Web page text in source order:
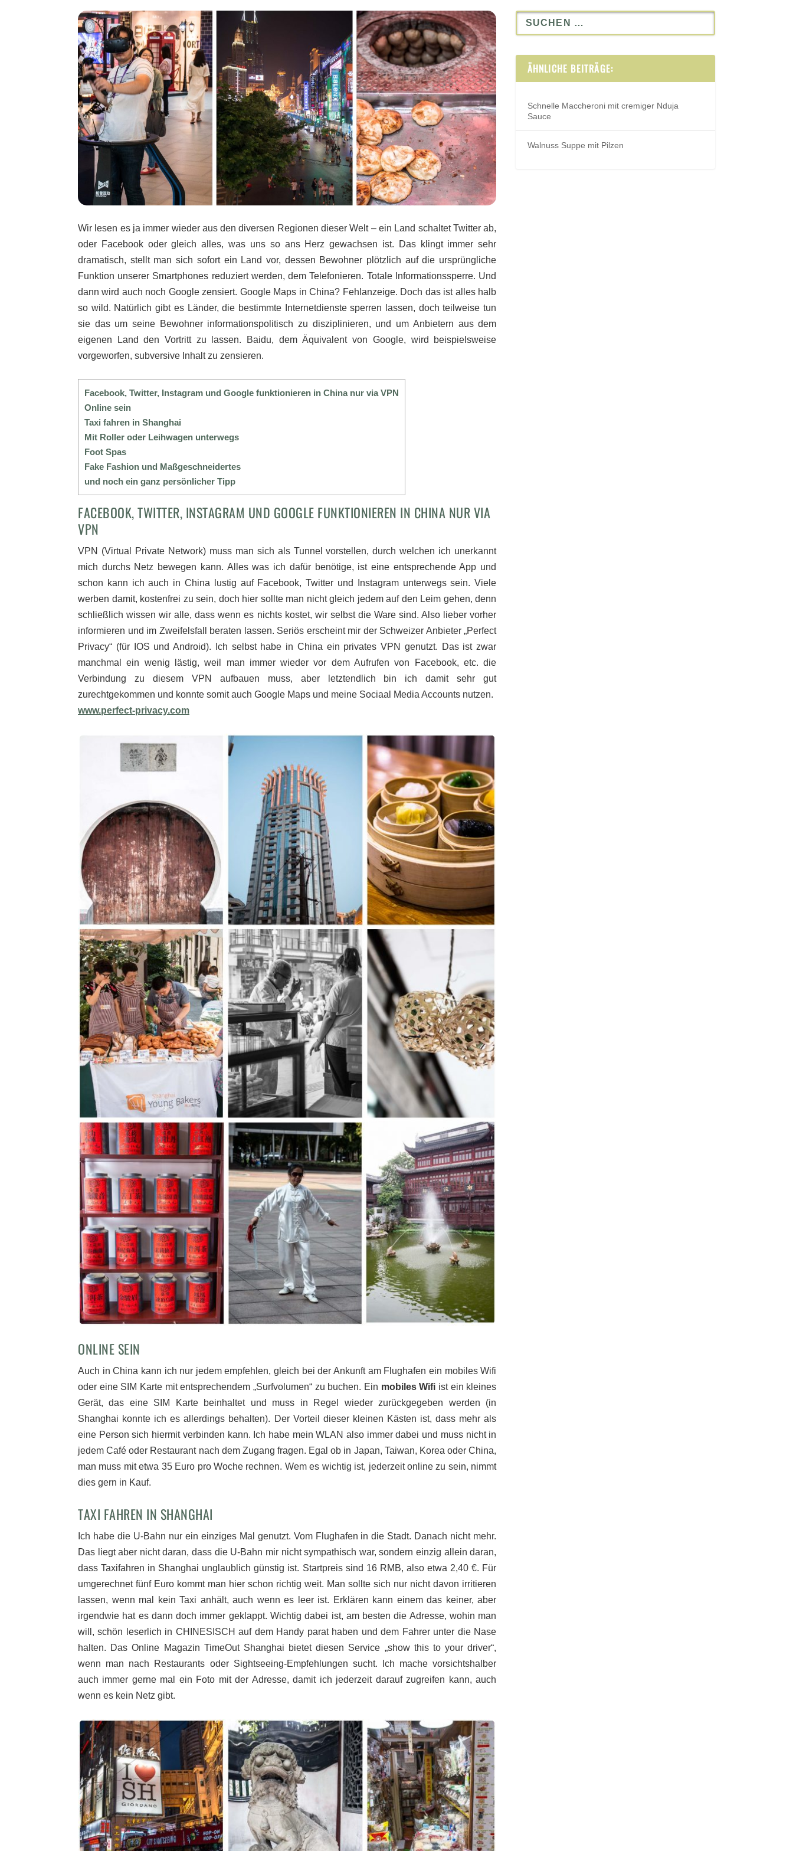
Wir lesen es ja immer wieder aus den diversen Regionen dieser Welt – ein Land schaltet Twitter ab,
oder Facebook oder gleich alles, was uns so ans Herz gewachsen ist. Das klingt immer sehr
dramatisch, stellt man sich sofort ein Land vor, dessen Bewohner plötzlich auf die ursprüngliche
Funktion unserer Smartphones reduziert werden, dem Telefonieren. Totale Informationssperre. Und
dann wird auch noch Google zensiert. Google Maps in China? Fehlanzeige. Doch das ist alles halb
so wild. Natürlich gibt es Länder, die bestimmte Internetdienste sperren lassen, doch teilweise tun
sie das um seine Bewohner informationspolitisch zu disziplinieren, und um Anbietern aus dem
eigenen Land den Vortritt zu lassen. Baidu, dem Äquivalent von Google, wird beispielsweise
vorgeworfen, subversive Inhalt zu zensieren.
Facebook, Twitter, Instagram und Google funktionieren in China nur via VPN
Online sein
Taxi fahren in Shanghai
Mit Roller oder Leihwagen unterwegs
Foot Spas
Fake Fashion und Maßgeschneidertes
und noch ein ganz persönlicher Tipp
FACEBOOK, TWITTER, INSTAGRAM UND GOOGLE FUNKTIONIEREN IN CHINA NUR VIA
VPN
VPN (Virtual Private Network) muss man sich als Tunnel vorstellen, durch welchen ich unerkannt
mich durchs Netz bewegen kann. Alles was ich dafür benötige, ist eine entsprechende App und
schon kann ich auch in China lustig auf Facebook, Twitter und Instagram unterwegs sein. Viele
werben damit, kostenfrei zu sein, doch hier sollte man nicht gleich jedem auf den Leim gehen, denn
schließlich wissen wir alle, dass wenn es nichts kostet, wir selbst die Ware sind. Also lieber vorher
informieren und im Zweifelsfall beraten lassen. Seriös erscheint mir der Schweizer Anbieter „Perfect
Privacy“ (für IOS und Android). Ich selbst habe in China ein privates VPN genutzt. Das ist zwar
manchmal ein wenig lästig, weil man immer wieder vor dem Aufrufen von Facebook, etc. die
Verbindung zu diesem VPN aufbauen muss, aber letztendlich bin ich damit sehr gut
zurechtgekommen und konnte somit auch Google Maps und meine Sociaal Media Accounts nutzen.
www.perfect-privacy.com
ONLINE SEIN
Auch in China kann ich nur jedem empfehlen, gleich bei der Ankunft am Flughafen ein mobiles Wifi
oder eine SIM Karte mit entsprechendem „Surfvolumen“ zu buchen. Ein mobiles Wifi ist ein kleines
Gerät, das eine SIM Karte beinhaltet und muss in Regel wieder zurückgegeben werden (in
Shanghai konnte ich es allerdings behalten). Der Vorteil dieser kleinen Kästen ist, dass mehr als
eine Person sich hiermit verbinden kann. Ich habe mein WLAN also immer dabei und muss nicht in
jedem Café oder Restaurant nach dem Zugang fragen. Egal ob in Japan, Taiwan, Korea oder China,
man muss mit etwa 35 Euro pro Woche rechnen. Wem es wichtig ist, jederzeit online zu sein, nimmt
dies gern in Kauf.
TAXI FAHREN IN SHANGHAI
Ich habe die U-Bahn nur ein einziges Mal genutzt. Vom Flughafen in die Stadt. Danach nicht mehr.
Das liegt aber nicht daran, dass die U-Bahn mir nicht sympathisch war, sondern einzig allein daran,
dass Taxifahren in Shanghai unglaublich günstig ist. Startpreis sind 16 RMB, also etwa 2,40 €. Für
umgerechnet fünf Euro kommt man hier schon richtig weit. Man sollte sich nur nicht davon irritieren
lassen, wenn mal kein Taxi anhält, auch wenn es leer ist. Erklären kann einem das keiner, aber
irgendwie hat es dann doch immer geklappt. Wichtig dabei ist, am besten die Adresse, wohin man
will, schön leserlich in CHINESISCH auf dem Handy parat haben und dem Fahrer unter die Nase
halten. Das Online Magazin TimeOut Shanghai bietet diesen Service „show this to your driver“,
wenn man nach Restaurants oder Sightseeing-Empfehlungen sucht. Ich mache vorsichtshalber
auch immer gerne mal ein Foto mit der Adresse, damit ich jederzeit darauf zugreifen kann, auch
wenn es kein Netz gibt.
ÄHNLICHE BEITRÄGE:
Schnelle Maccheroni mit cremiger Nduja
Sauce
Walnuss Suppe mit Pilzen